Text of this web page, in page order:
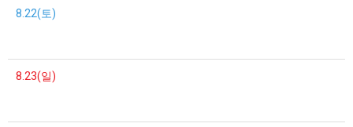
8.22(토)
8.23(일)